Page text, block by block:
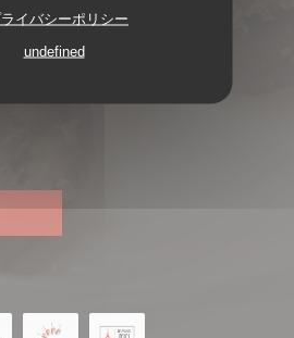
イバシーポリシー
undefined